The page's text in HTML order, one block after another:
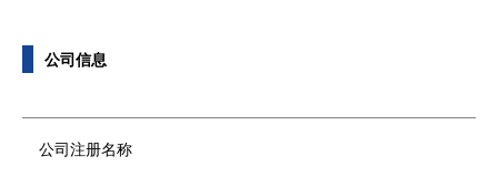
公司信息
公司注册名称